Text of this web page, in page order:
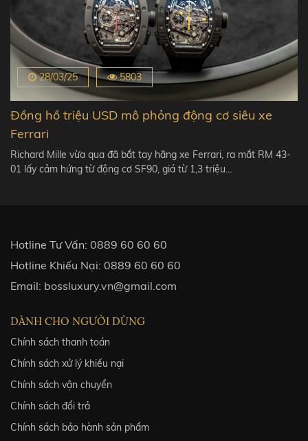
28/03/25 5803
Đồng hồ triệu USD mô phỏng động cơ siêu xe
Ferrari
Richard Mille vừa qua đã bắt tay hãng xe Ferrari, ra mắt RM 43-
01 lấy cảm hứng từ động cơ SF90, giá từ 1,3 triệu…
Hotline Tư Vấn: 0889 60 60 60
Hotline Khiếu Nại: 0889 60 60 60
Email: bossluxury.vn@gmail.com
DÀNH CHO NGƯỜI DÙNG
Chính sách thanh toán
Chính sách xử lý khiếu nại
Chính sách vận chuyển
Chính sách đổi trả
Chính sách bảo hành sản phẩm